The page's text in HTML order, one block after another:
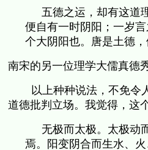
五德之运，却有这道
便自有一时阴阳；一岁言
个大阴阳也。唐是土德
南宋的另一位理学大儒真德
以上种种说法，不免
道德批判立场。我觉得，这
无极而太极。太极动
焉。阳变阴合而生水、